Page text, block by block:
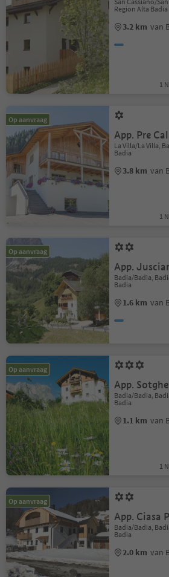
Region Alta Badia
3.2 km van
1
Op aanvraag
App. Pre
La Villa/La Villa,
Badia
3.8 km van
1
Op aanvraag
App.
Badia/Badia,
Badia
1.6 km van
Op aanvraag
App.
Badia/Badia,
Badia
1.1 km van
1
Op aanvraag
App. Ciasa
Badia/Badia,
Badia
2.0 km van